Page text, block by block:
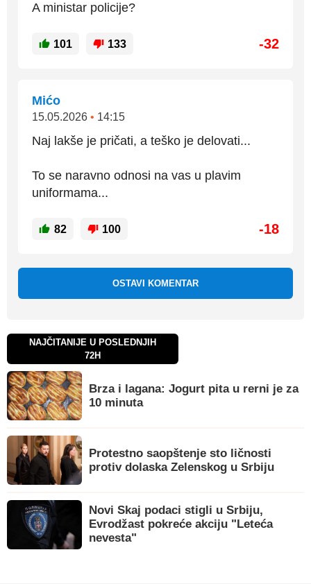
A ministar policije?
101 133 -32
Mićo
15.05.2026 • 14:15
Naj lakše je pričati, a teško je delovati...
To se naravno odnosi na vas u plavim
uniformama...
82 100 -18
OSTAVI KOMENTAR
NAJČITANIJE U POSLEDNJIH
72H
Brza i lagana: Jogurt pita u rerni je za
10 minuta
Protestno saopštenje sto ličnosti
protiv dolaska Zelenskog u Srbiju
Novi Skaj podaci stigli u Srbiju,
Evrodžast pokreće akciju "Leteća
nevesta"